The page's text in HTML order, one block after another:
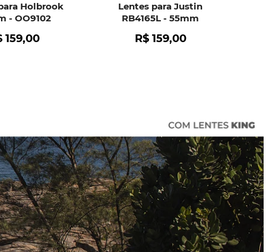
Holbrook
- OO9102
159,00
Lentes para Justin
RB4165L - 55mm
R$ 159,00